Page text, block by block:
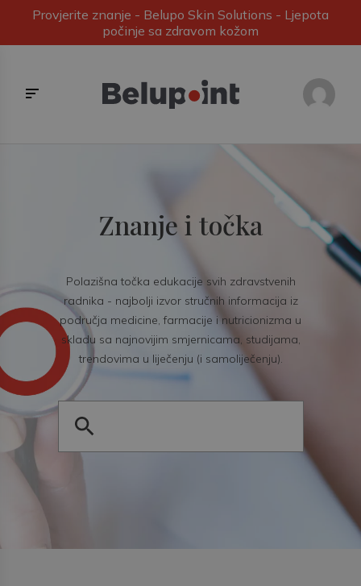
Provjerite znanje - Belupo Skin Solutions - Ljepota
počinje sa zdravom kožom
Znanje i točka
Polazišna točka edukacije svih zdravstvenih
radnika - najbolji izvor stručnih informacija iz
područja medicine, farmacije i nutricionizma u
skladu sa najnovijim smjernicama, studijama,
trendovima u liječenju (i samoliječenju).